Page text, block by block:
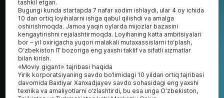
tashkil etgan.
Bugungi kunda startapda 7 nafar xodim ishlaydi, ular 4 oy ichida
10 dan ortiq loyihalarni ishga qabul qilishdi va amalga
oshirishmoqda. Jamoa yaqin oylarda mijozlar bazasini
kengaytirishni rejalashtirmoqda. Loyihaning katta ambitsiyalari
bor – yil oxirigacha yuqori malakali mutaxassislarni to‘plash,
O‘zbekiston IT bozoriga eng yaxshi taklif va sifatli xizmatlar
bilan kirish.
«Moviy gigant» tajribasi haqida
Yirik korporatsiyaning savdo bo‘limidagi 10 yildan ortiq tajribasi
davomida Baxtiyar Xanxadjayev savdo sohasidagi eng yaxshi
texnika va amaliyotlarni o‘zlashtirdi, bu esa unga O‘zbekiston,